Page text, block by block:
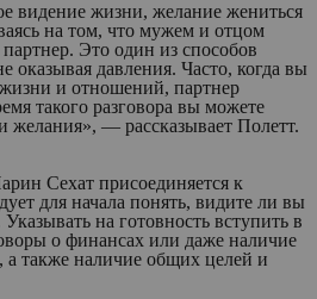
видение жизни, желание жениться
на том, что мужем и отцом
Это один из способов
оказывая давления. Часто, когда вы
и отношений, партнер
такого разговора вы можете
желания», — рассказывает Полетт.
Сехат присоединяется к
для начала понять, видите ли вы
на готовность вступить в
о финансах или даже наличие
а также наличие общих целей и